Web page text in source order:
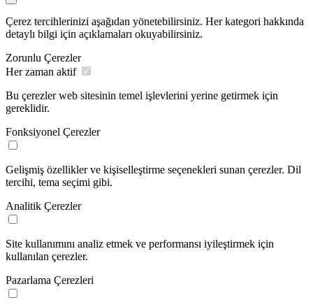
Çerez tercihlerinizi aşağıdan yönetebilirsiniz. Her kategori hakkında
detaylı bilgi için açıklamaları okuyabilirsiniz.
Zorunlu Çerezler
Her zaman aktif
Bu çerezler web sitesinin temel işlevlerini yerine getirmek için
gereklidir.
Fonksiyonel Çerezler
Gelişmiş özellikler ve kişiselleştirme seçenekleri sunan çerezler. Dil
tercihi, tema seçimi gibi.
Analitik Çerezler
Site kullanımını analiz etmek ve performansı iyileştirmek için
kullanılan çerezler.
Pazarlama Çerezleri